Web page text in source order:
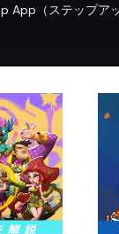
App（ステップア